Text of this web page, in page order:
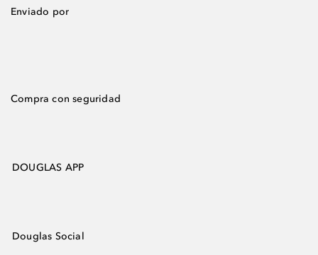
Enviado por
Compra con seguridad
DOUGLAS APP
Douglas Social